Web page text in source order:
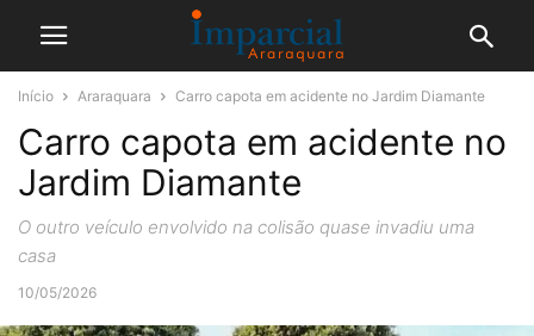
Início Araraquara Carro capota em acidente no Jardim Diamante
Carro capota em acidente no
Jardim Diamante
O outro veículo envolvido na colisão quase invadiu uma
casa
10/05/2026